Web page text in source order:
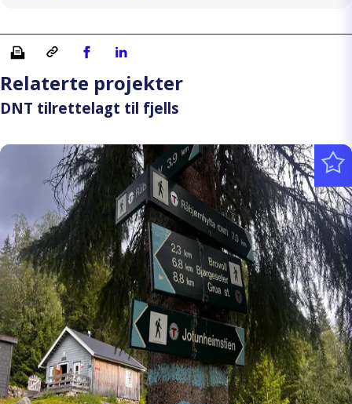
Skriv ut Kopiera länkDel på Facebook
Del på Linkedin
Relaterte projekter
DNT tilrettelagt til fjells